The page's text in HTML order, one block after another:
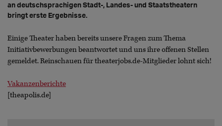
an deutschsprachigen Stadt-, Landes- und Staatstheatern
bringt erste Ergebnisse.
Einige Theater haben bereits unsere Fragen zum Thema
Initiativbewerbungen beantwortet und uns ihre offenen Stellen
gemeldet. Reinschauen für theaterjobs.de-Mitglieder lohnt sich!
Vakanzenberichte
[theapolis.de]